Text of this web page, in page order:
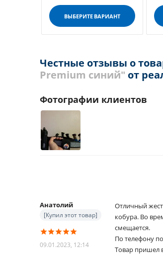
ВЫБЕРИТЕ ВАРИАНТ
Честные отзывы о
Premium синий" от
Фотографии клиентов
Анатолий
[Купил этот товар]
09.01.2023, 12:14
Отличный
кобура. Во
смещается.
По телефону
Товар пришел